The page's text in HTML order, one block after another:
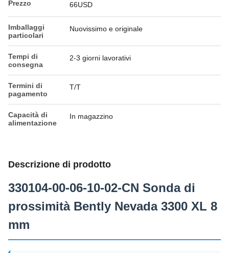
Prezzo 66USD
Imballaggi
particolari
Nuovissimo e originale
Tempi di
consegna
2-3 giorni lavorativi
Termini di
pagamento
T/T
Capacità di
alimentazione
In magazzino
Descrizione di prodotto
330104-00-06-10-02-CN Sonda di
prossimità Bently Nevada 3300 XL 8
mm